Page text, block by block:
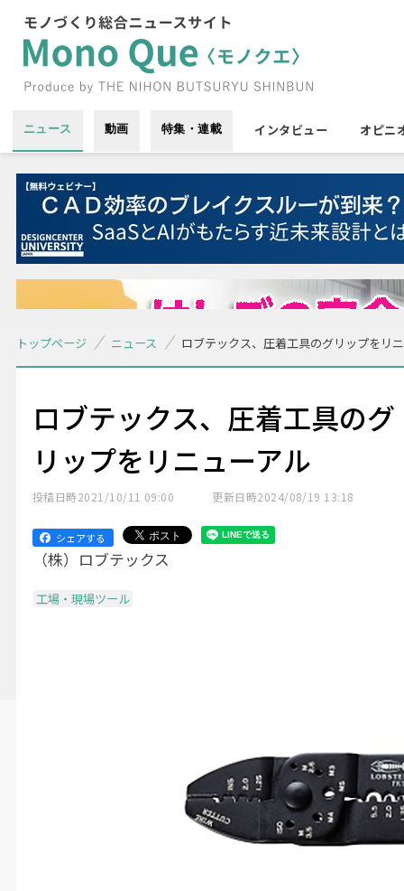
ニュース 動画 特集・連載 インタビュー オピニ
トップページ ニュース ロブテックス、圧着工具のグリップをリ
ロブテックス、圧着工具のグ
リップをリニューアル
投稿日時2021/10/11 09:00 更新日時2024/08/19 13:18
シェアする
（株）ロブテックス
工場・現場ツール